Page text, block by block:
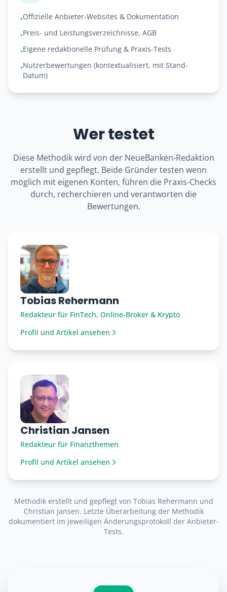
•Offizielle Anbieter-Websites & Dokumentation
•Preis- und Leistungsverzeichnisse, AGB
•Eigene redaktionelle Prüfung & Praxis-Tests
•Nutzerbewertungen (kontextualisiert, mit Stand-
Datum)
Wer testet
Diese Methodik wird von der NeueBanken-Redaktion
erstellt und gepflegt. Beide Gründer testen wenn
möglich mit eigenen Konten, führen die Praxis-Checks
durch, recherchieren und verantworten die
Bewertungen.
Tobias Rehermann
Redakteur für FinTech, Online-Broker & Krypto
Profil und Artikel ansehen
Christian Jansen
Redakteur für Finanzthemen
Profil und Artikel ansehen
Methodik erstellt und gepflegt von Tobias Rehermann und
Christian Jansen. Letzte Überarbeitung der Methodik
dokumentiert im jeweiligen Änderungsprotokoll der Anbieter-
Tests.